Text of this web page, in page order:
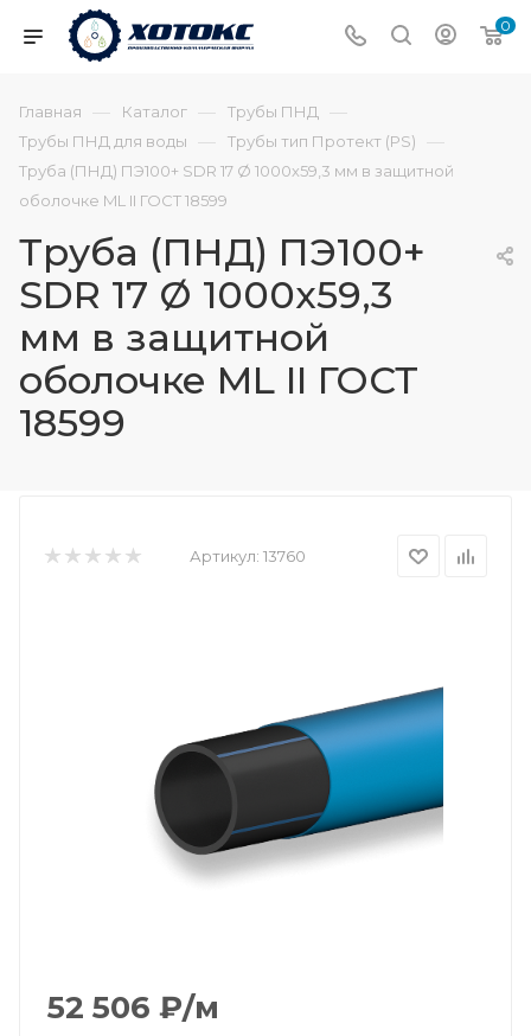
0
Главная — Каталог — Трубы ПНД —
Трубы ПНД для воды — Трубы тип Протект (PS) —
Труба (ПНД) ПЭ100+ SDR 17 Ø 1000х59,3 мм в защитной
оболочке ML II ГОСТ 18599
Труба (ПНД) ПЭ100+
SDR 17 Ø 1000х59,3
мм в защитной
оболочке ML II ГОСТ
18599
Артикул: 13760
52 506 ₽/м